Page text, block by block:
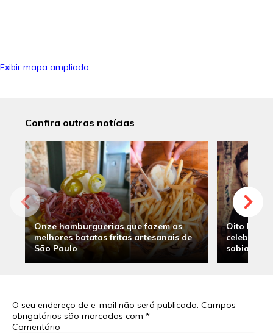
Exibir mapa ampliado
Confira outras notícias
Onze hamburguerias que fazem as
melhores batatas fritas artesanais de
São Paulo
Oito
sabia
O seu endereço de e-mail não será publicado. Campos
obrigatórios são marcados com *
Comentário